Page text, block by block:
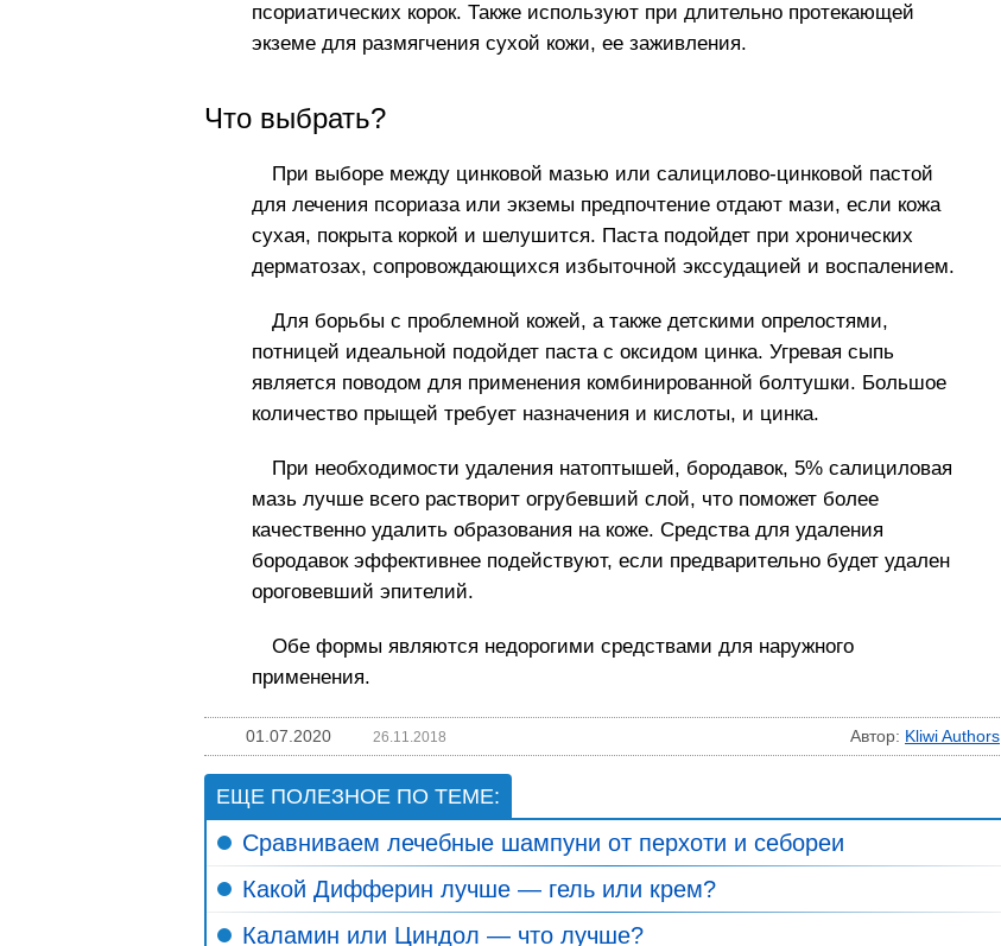
псориатических корок. Также используют при длительно протекающей
экземе для размягчения сухой кожи, ее заживления.
Что выбрать?
При выборе между цинковой мазью или салицилово-цинковой пастой
для лечения псориаза или экземы предпочтение отдают мази, если кожа
сухая, покрыта коркой и шелушится. Паста подойдет при хронических
дерматозах, сопровождающихся избыточной экссудацией и воспалением.
Для борьбы с проблемной кожей, а также детскими опрелостями,
потницей идеальной подойдет паста с оксидом цинка. Угревая сыпь
является поводом для применения комбинированной болтушки. Большое
количество прыщей требует назначения и кислоты, и цинка.
При необходимости удаления натоптышей, бородавок, 5% салициловая
мазь лучше всего растворит огрубевший слой, что поможет более
качественно удалить образования на коже. Средства для удаления
бородавок эффективнее подействуют, если предварительно будет удален
ороговевший эпителий.
Обе формы являются недорогими средствами для наружного
применения.
01.07.2020 26.11.2018 Автор: Kliwi Authors
ЕЩЕ ПОЛЕЗНОЕ ПО ТЕМЕ:
Сравниваем лечебные шампуни от перхоти и себореи
Какой Дифферин лучше — гель или крем?
Каламин или Циндол — что лучше?